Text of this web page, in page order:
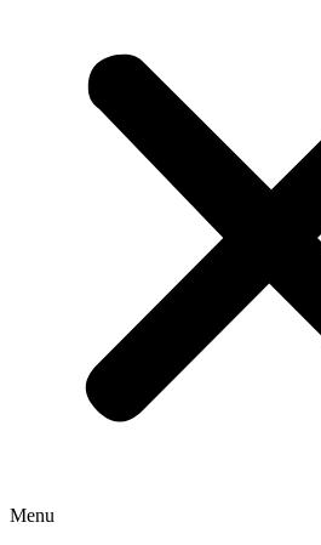
Menu